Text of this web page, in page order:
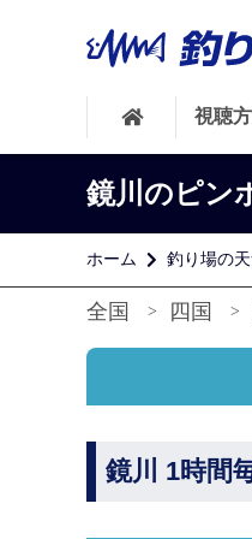
視聴
鏡川のピン
ホーム 釣り場の
全国 四国
鏡川 1時間